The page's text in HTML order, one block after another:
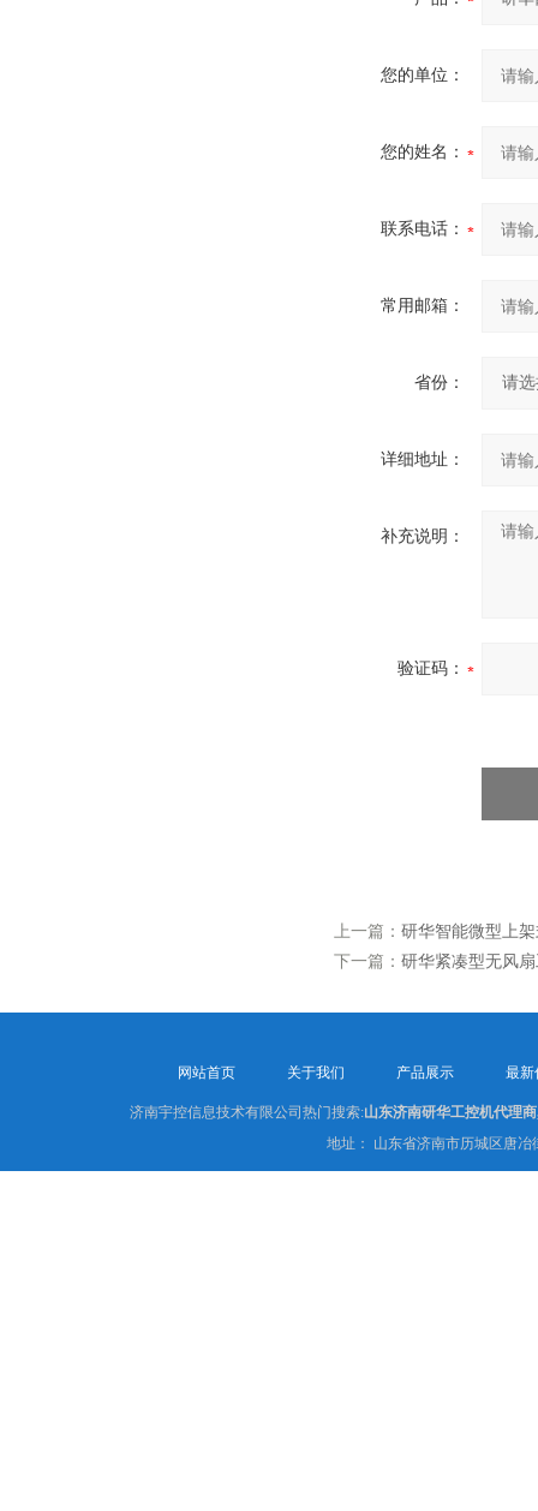
您的单位：
您的姓名：
联系电话：
常用邮箱：
省份：
详细地址：
补充说明：
验证码：
上一篇： 研华智能微型上
下一篇： 研华紧凑型无风
网站首页 关于我们 产品展示 最新
济南宇控信息技术有限公司热门搜索:山东济南研华工控机代理
地址： 山东省济南市历城区唐冶